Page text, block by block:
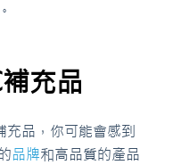
充品
充品，你可能會感到
品牌和高品質的產品